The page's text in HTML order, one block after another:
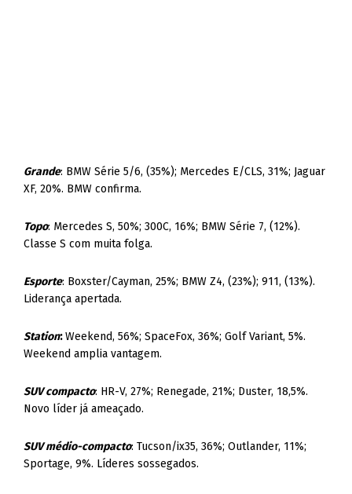
Grande: BMW Série 5/6, (35%); Mercedes E/CLS, 31%; Jaguar
XF, 20%. BMW confirma.
Topo: Mercedes S, 50%; 300C, 16%; BMW Série 7, (12%).
Classe S com muita folga.
Esporte: Boxster/Cayman, 25%; BMW Z4, (23%); 911, (13%).
Liderança apertada.
Station:Weekend, 56%; SpaceFox, 36%; Golf Variant, 5%.
Weekend amplia vantagem.
SUV compacto: HR-V, 27%; Renegade, 21%; Duster, 18,5%.
Novo líder já ameaçado.
SUV médio-compacto: Tucson/ix35, 36%; Outlander, 11%;
Sportage, 9%. Líderes sossegados.